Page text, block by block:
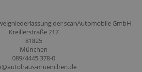
der scanAutomobile GmbH
Kreillerstraße 217
81825
München
089/4445 378-0
muenchen.de